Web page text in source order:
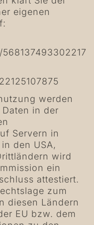
eigenen
werden
in der
Servern in
den USA,
wird
ein
attestiert.
zum
diesen Ländern
EU bzw. dem